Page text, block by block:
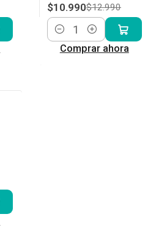
$10.990$12.990
Cantidad
Comprar ahora